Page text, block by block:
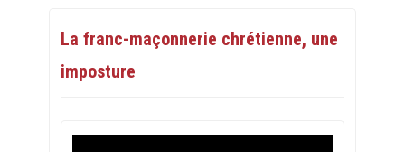
La franc-maçonnerie chrétienne, une
imposture